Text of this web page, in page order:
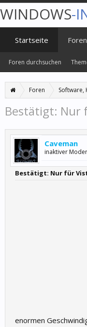
Foren Software,
Bestätigt: Nur
Caveman
inaktiver
Bestätigt: Nur für
enormen
WINDOWS-
Startseite Foren
Foren durchsuchen